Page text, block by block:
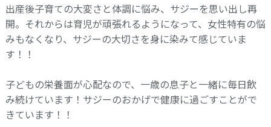
出産後子育ての大変さと体調に悩み、サジーを思い出し再
開。それからは育児が頑張れるようになって、女性特有の悩
みもなくなり、サジーの大切さを身に染みて感じていま
す！！
子どもの栄養面が心配なので、一歳の息子と一緒に毎日飲
み続けています！サジーのおかげで健康に過ごすことがで
きています！！